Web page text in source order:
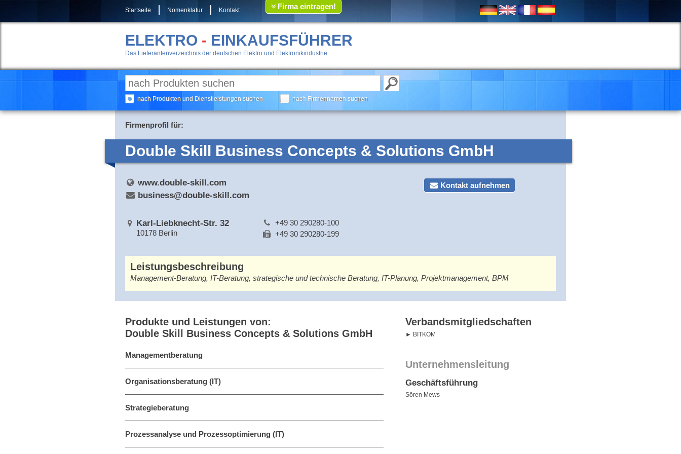
Startseite Nomenklatur Kontakt Firma eintragen!
ELEKTRO - EINKAUFSFÜHRER
Das Lieferantenverzeichnis der deutschen Elektro und Elektronikindustrie
nach Produkten und Dienstleistungen suchen nach Firmennamen suchen
Firmenprofil für:
Double Skill Business Concepts & Solutions GmbH
Kontakt aufnehmen
www.double-skill.com
business@double-skill.com
Karl-Liebknecht-Str. 32
10178 Berlin
+49 30 290280-100
+49 30 290280-199
Leistungsbeschreibung
Management-Beratung, IT-Beratung, strategische und technische Beratung, IT-Planung, Projektmanagement, BPM
Produkte und Leistungen von:
Double Skill Business Concepts & Solutions GmbH
Managementberatung
Organisationsberatung (IT)
Strategieberatung
Prozessanalyse und Prozessoptimierung (IT)
Verbandsmitgliedschaften
BITKOM
Unternehmensleitung
Geschäftsführung
Sören Mews